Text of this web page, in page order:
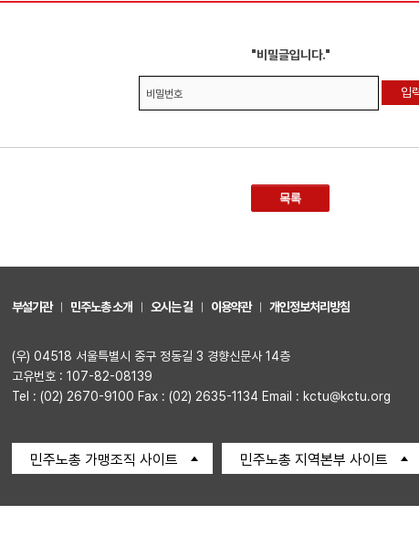
"비밀글입니다."
비밀번호
목록
부설기관 민주노총 소개 오시는 길 이용약관 개인정보처리방침
(우) 04518 서울특별시 중구 정동길 3 경향신문사 14층
고유번호 : 107-82-08139
Tel : (02) 2670-9100 Fax : (02) 2635-1134 Email : kctu@kctu.org
민주노총 가맹조직 사이트 민주노총 지역본부 사이트